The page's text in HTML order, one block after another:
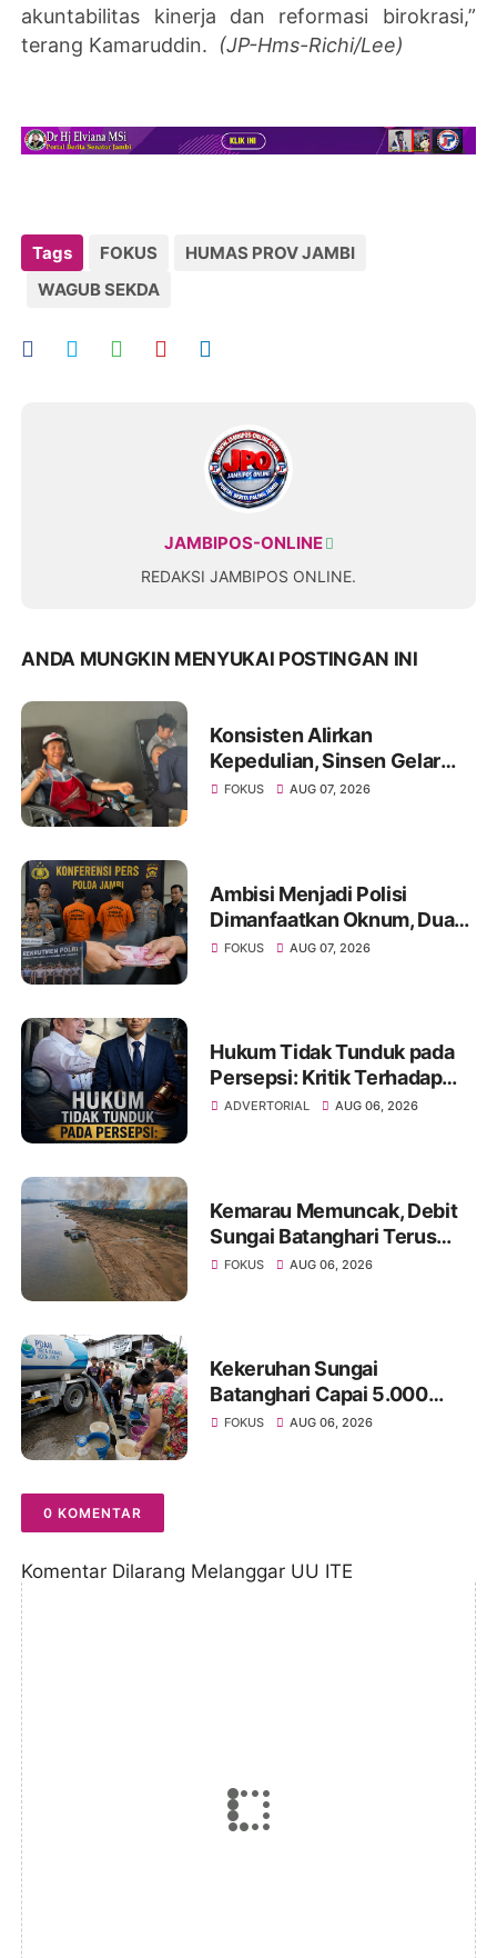
akuntabilitas kinerja dan reformasi birokrasi,”
terang Kamaruddin. (JP-Hms-Richi/Lee)
Tags FOKUS
HUMAS PROV JAMBI
WAGUB SEKDA
JAMBIPOS-ONLINE
REDAKSI JAMBIPOS ONLINE.
ANDA MUNGKIN MENYUKAI POSTINGAN INI
Konsisten Alirkan
Kepedulian, Sinsen Gelar
Donor Darah ke-23 dalam
FOKUS AUG 07, 2026
Ambisi Menjadi Polisi
Dimanfaatkan Oknum, Dua
Anggota Polda Jambi Diduga
FOKUS AUG 07, 2026
Hukum Tidak Tunduk pada
Persepsi: Kritik Terhadap
Monopoli Kebenaran oleh
ADVERTORIAL AUG 06, 2026
Kemarau Memuncak, Debit
Sungai Batanghari Terus
Menyusut, Jambi Hadapi
FOKUS AUG 06, 2026
Kekeruhan Sungai
Batanghari Capai 5.000
NTU, Distribusi Air PDAM
FOKUS AUG 06, 2026
0 KOMENTAR
Komentar Dilarang Melanggar UU ITE